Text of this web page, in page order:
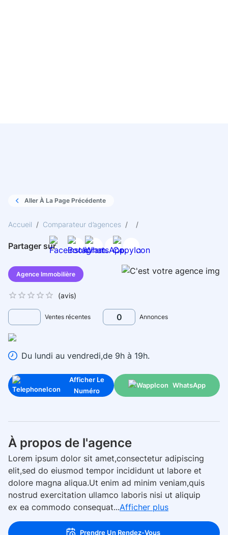
Aller À La Page Précédente
Accueil / Comparateur d’agences / /
Partager sur
Agence Immobilière
(avis)
Ventes récentes 0 Annonces
Du lundi au vendredi,de 9h à 19h.
Afficher Le
Numéro
WhatsApp
À propos de l'agence
Lorem ipsum dolor sit amet,consectetur adipiscing
elit,sed do eiusmod tempor incididunt ut labore et
dolore magna aliqua.Ut enim ad minim veniam,quis
nostrud exercitation ullamco laboris nisi ut aliquip
ex ea commodo consequat...Afficher plus
Prendre Un Rendez-Vous